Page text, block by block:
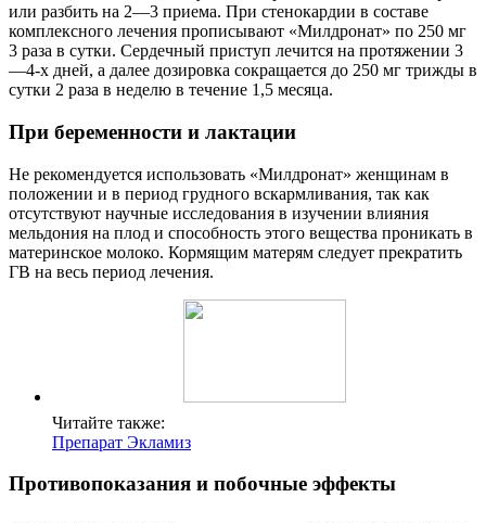
или разбить на 2—3 приема. При стенокардии в составе
комплексного лечения прописывают «Милдронат» по 250 мг
3 раза в сутки. Сердечный приступ лечится на протяжении 3
—4-х дней, а далее дозировка сокращается до 250 мг трижды в
сутки 2 раза в неделю в течение 1,5 месяца.
При беременности и лактации
Не рекомендуется использовать «Милдронат» женщинам в
положении и в период грудного вскармливания, так как
отсутствуют научные исследования в изучении влияния
мельдония на плод и способность этого вещества проникать в
материнское молоко. Кормящим матерям следует прекратить
ГВ на весь период лечения.
Читайте также:
Препарат Экламиз
Противопоказания и побочные эффекты